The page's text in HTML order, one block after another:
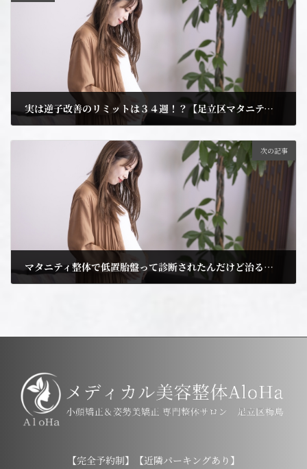
実は逆子改善のリミットは３４週！？【足立区マタニティ整体専門院】
次の記事
マタニティ整体で低置胎盤って診断されたんだけど治るものなの！？
【完全予約制】【近隣パーキングあり】